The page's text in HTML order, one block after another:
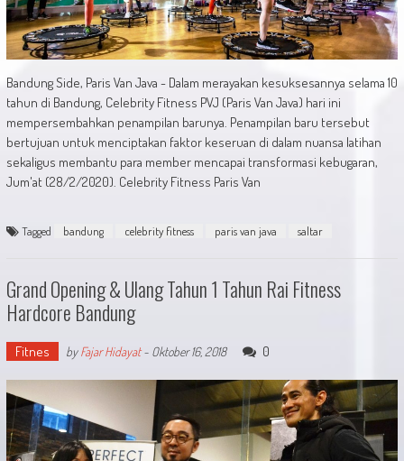
Bandung Side, Paris Van Java - Dalam merayakan kesuksesannya selama 10
tahun di Bandung, Celebrity Fitness PVJ (Paris Van Java) hari ini
mempersembahkan penampilan barunya. Penampilan baru tersebut
bertujuan untuk menciptakan faktor keseruan di dalam nuansa latihan
sekaligus membantu para member mencapai transformasi kebugaran,
Jum'at (28/2/2020). Celebrity Fitness Paris Van
Tagged bandung celebrity fitness paris van java saltar
Grand Opening & Ulang Tahun 1 Tahun Rai Fitness
Hardcore Bandung
Fitnes byFajar Hidayat- Oktober 16, 2018 0